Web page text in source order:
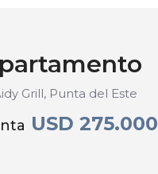
Grill, Punta del Este
USD 275.000